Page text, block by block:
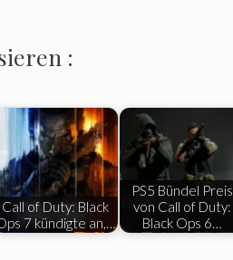
:
Call of Duty: Black
7 kündigte an,…
PS5 Bündel Preis
von Call of Duty:
Black Ops 6…